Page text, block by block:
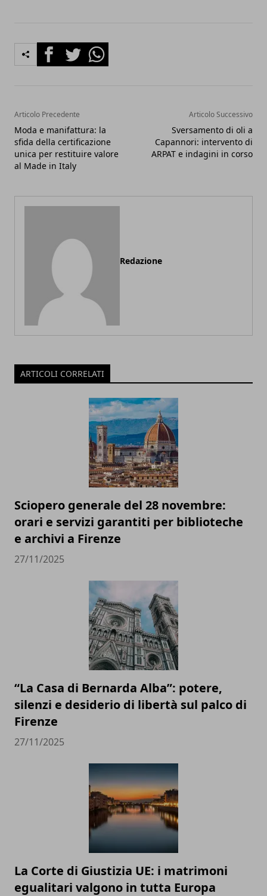
FacebookTwitterWhatsapp
Articolo Precedente
Moda e manifattura: la
sfida della certificazione
unica per restituire valore
al Made in Italy
Articolo Successivo
Sversamento di oli a
Capannori: intervento di
ARPAT e indagini in corso
Redazione
ARTICOLI CORRELATI
Sciopero generale del 28 novembre:
orari e servizi garantiti per biblioteche
e archivi a Firenze
27/11/2025
“La Casa di Bernarda Alba”: potere,
silenzi e desiderio di libertà sul palco di
Firenze
27/11/2025
La Corte di Giustizia UE: i matrimoni
egualitari valgono in tutta Europa